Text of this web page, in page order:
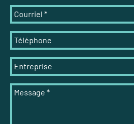
Courriel *
Téléphone
Entreprise
Message *